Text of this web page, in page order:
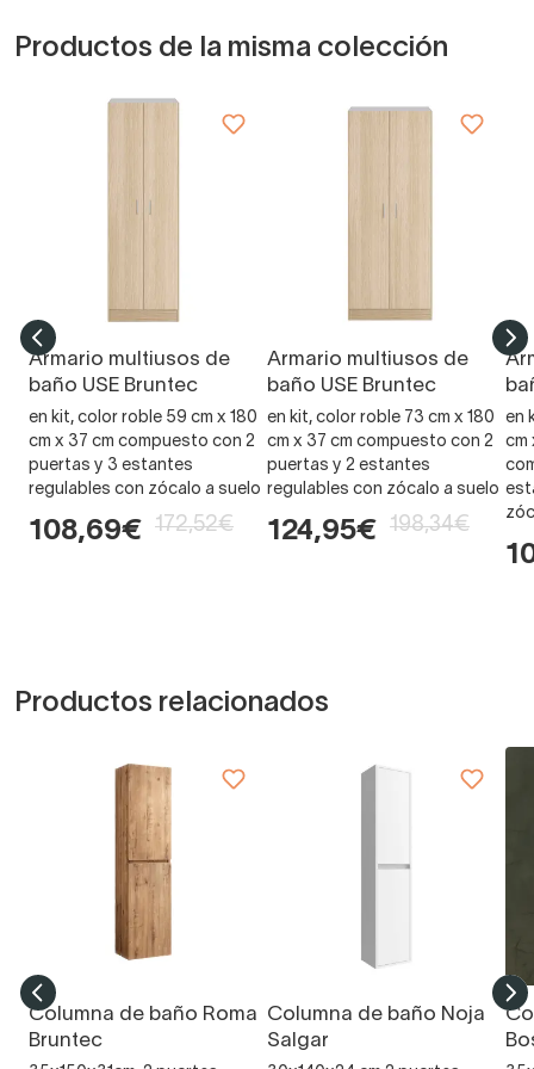
Productos de la misma colección
Armario multiusos de
baño USE Bruntec
en kit, color roble 59 cm x 180
cm x 37 cm compuesto con 2
puertas y 3 estantes
regulables con zócalo a suelo
108,69€ 172,52€
Armario multiusos de
baño USE Bruntec
en kit, color roble 73 cm x 180
cm x 37 cm compuesto con 2
puertas y 2 estantes
regulables con zócalo a suelo
124,95€ 198,34€
en
cm
Productos relacionados
Columna de baño Roma
Bruntec
Columna de baño Noja
Salgar